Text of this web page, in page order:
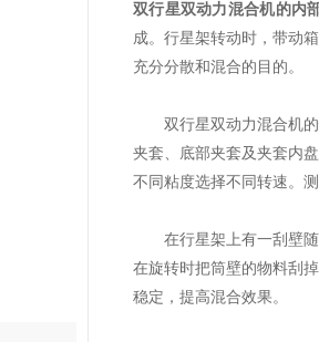
双行星双动力混合机的内
成。行星架转动时，带动
充分分散和混合的目的。
双行星双动力混合机的
夹套、底部夹套及夹套内
不同粘度选择不同转速。
在行星架上有一刮壁随
在旋转时把筒壁的物料刮
稳定，提高混合效果。